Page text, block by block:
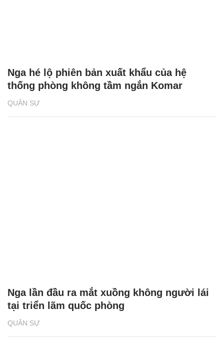
QUÂN SỰ
Nga hé lộ phiên bản xuất khẩu của hệ
thống phòng không tầm ngắn Komar
QUÂN SỰ
Nga lần đầu ra mắt xuồng không người lái
tại triển lãm quốc phòng